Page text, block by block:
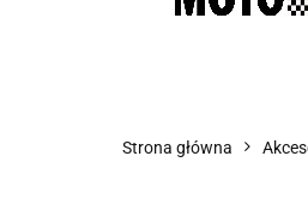
Strona główna